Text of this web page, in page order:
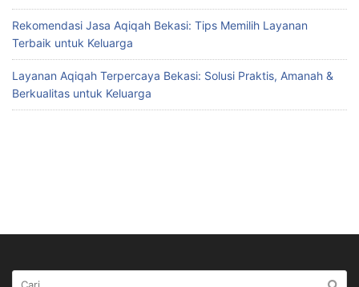
Rekomendasi Jasa Aqiqah Bekasi: Tips Memilih Layanan
Terbaik untuk Keluarga
Layanan Aqiqah Terpercaya Bekasi: Solusi Praktis, Amanah &
Berkualitas untuk Keluarga
Cari